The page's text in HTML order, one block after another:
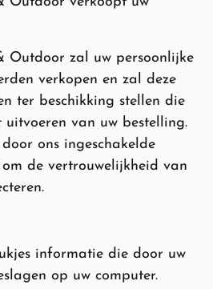
Outdoor zal uw persoonlijke
verkopen en zal deze
ter beschikking stellen die
van uw bestelling.
ons ingeschakelde
de vertrouwelijkheid van
informatie die door uw
op uw computer.